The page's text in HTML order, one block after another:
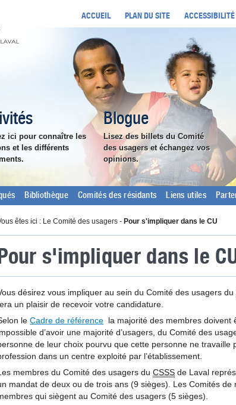
ACCUEIL PLAN DU SITE
ici pour connaître les
et les différents
Blogue
Lisez des billets du Comité
des usagers et échangez vos
opinions.
Bibliothèque Comités des résidants Liens utiles
êtes ici : Le Comité des usagers - Pour s'impliquer dans le CU
s'impliquer dans le
désirez vous impliquer au sein du Comité des usagers du
un plaisir de recevoir votre candidature.
leCadre de référence la majorité des membres doivent
d’avoir une majorité d’usagers, du Comité des
de leur choix pourvu que cette personne ne travaille
dans un centre exploité par l’établissement.
membres du Comité des usagers duCSSS de Laval
mandat de deux ou de trois ans (9 sièges). Les Comités
qui siègent au Comité des usagers (5 sièges).